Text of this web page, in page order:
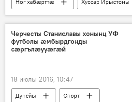
Ног хабӕрттӕ Хуссар Ирыстоны
Черчесты Станиславы хонынц УФ
футболы æмбырдгонды
сæргълæууæгæй
18 июлы 2016, 10:47
Дунейы Спорт